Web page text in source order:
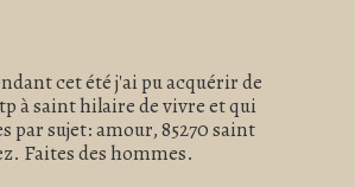
cet été j'ai pu acquérir de
à saint hilaire de vivre et qui
sujet: amour, 85270 saint
Faites des hommes.